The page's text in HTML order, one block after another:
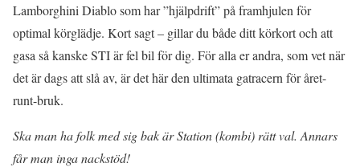
Lamborghini Diablo som har ”hjälpdrift” på framhjulen för
optimal körglädje. Kort sagt – gillar du både ditt körkort och att
gasa så kanske STI är fel bil för dig. För alla er andra, som vet när
det är dags att slå av, är det här den ultimata gatracern för året-
runt-bruk.
Ska man ha folk med sig bak är Station (kombi) rätt val. Annars
får man inga nackstöd!